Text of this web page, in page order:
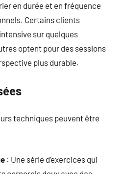
en durée et en fréquence
Certains clients
sur quelques
optent pour des sessions
plus durable.
techniques peuvent être
: Une série d’exercices qui